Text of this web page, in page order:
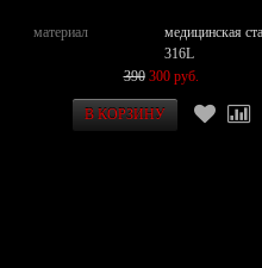
материал
медицинская
316L
390 300 руб.